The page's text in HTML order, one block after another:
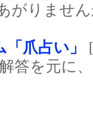
がりませ
爪占い」
答を元に